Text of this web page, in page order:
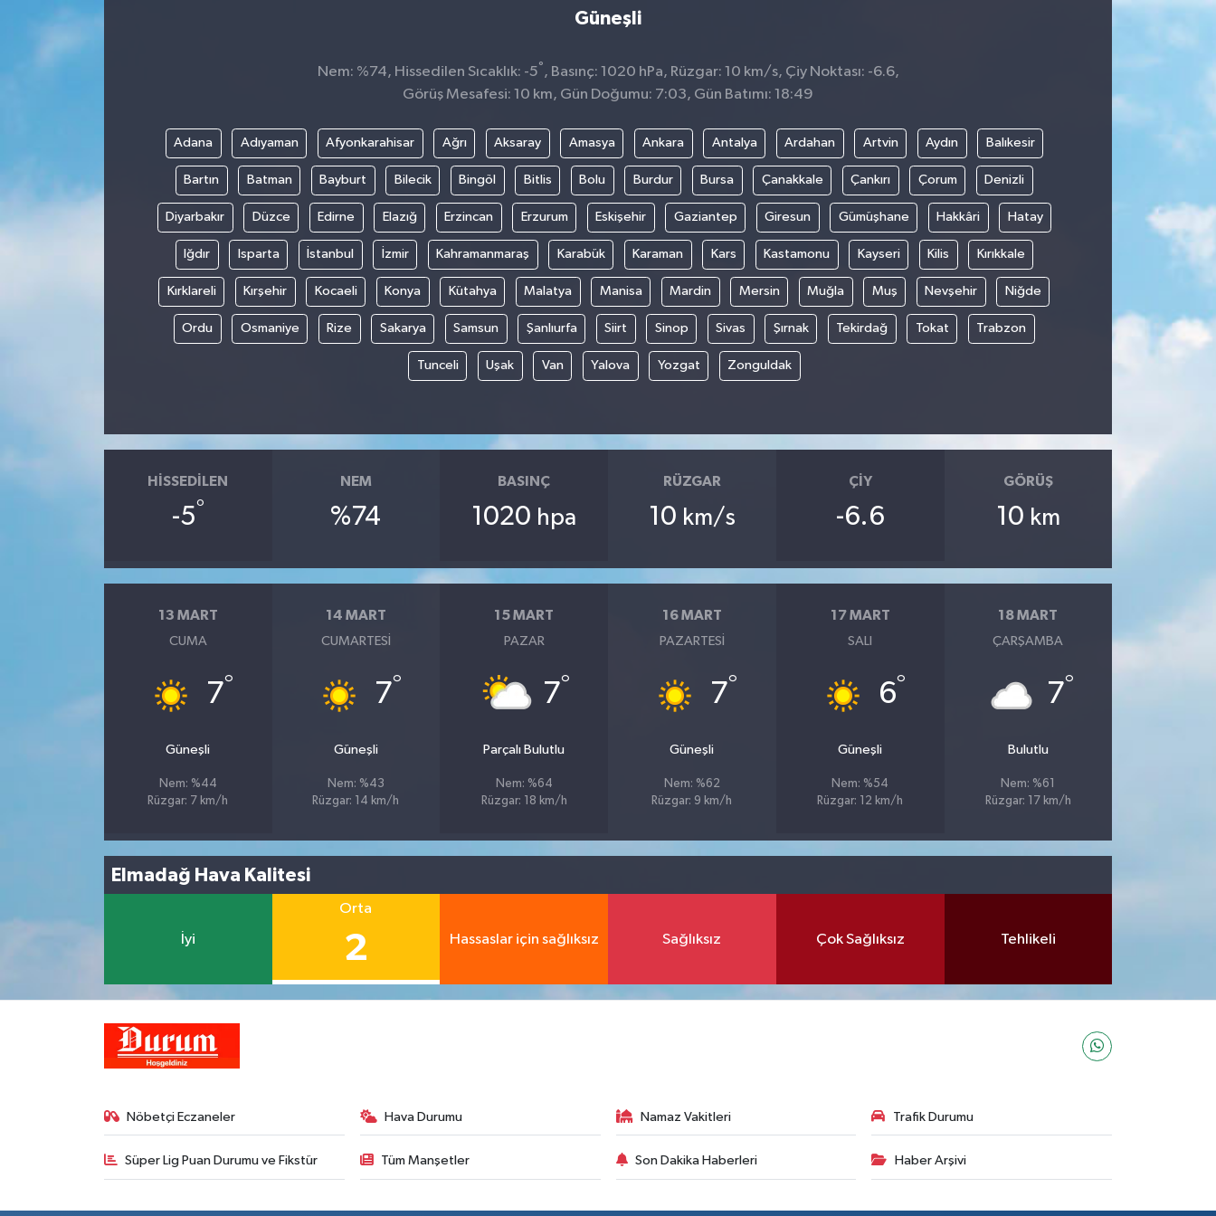
Güneşli
Nem: %74, Hissedilen Sıcaklık: -5° , Basınç: 1020 hPa, Rüzgar: 10 km/s, Çiy Noktası: -6.6,
Görüş Mesafesi: 10 km, Gün Doğumu: 7:03, Gün Batımı: 18:49
Adana Adıyaman Afyonkarahisar Ağrı Aksaray Amasya Ankara Antalya Ardahan Artvin Aydın Balıkesir
Bartın Batman Bayburt Bilecik Bingöl Bitlis Bolu Burdur Bursa Çanakkale Çankırı Çorum Denizli
Diyarbakır Düzce Edirne Elazığ Erzincan Erzurum Eskişehir Gaziantep Giresun Gümüşhane Hakkâri Hatay
Iğdır Isparta İstanbul İzmir Kahramanmaraş Karabük Karaman Kars Kastamonu Kayseri Kilis Kırıkkale
Kırklareli Kırşehir Kocaeli Konya Kütahya Malatya Manisa Mardin Mersin Muğla Muş Nevşehir Niğde
Ordu Osmaniye Rize Sakarya Samsun Şanlıurfa Siirt Sinop Sivas Şırnak Tekirdağ Tokat Trabzon
Tunceli Uşak Van Yalova Yozgat Zonguldak
HISSEDILEN
-5°
NEM
%74
BASINÇ
1020 hpa
RÜZGAR
10 km/s
ÇIY
-6.6
GÖRÜŞ
10 km
13 MART
CUMA
7°
Güneşli
Nem: %44
Rüzgar: 7 km/h
14 MART
CUMARTESI
7°
Güneşli
Nem: %43
Rüzgar: 14 km/h
15 MART
PAZAR
7°
Parçalı Bulutlu
Nem: %64
Rüzgar: 18 km/h
16 MART
PAZARTESI
7°
Güneşli
Nem: %62
Rüzgar: 9 km/h
17 MART
SALI
6°
Güneşli
Nem: %54
Rüzgar: 12 km/h
18 MART
ÇARŞAMBA
7°
Bulutlu
Nem: %61
Rüzgar: 17 km/h
Elmadağ Hava Kalitesi
İyi
Orta
2 Hassaslar için sağlıksız Sağlıksız Çok Sağlıksız Tehlikeli
Nöbetçi Eczaneler Hava Durumu Namaz Vakitleri Trafik Durumu
Süper Lig Puan Durumu ve Fikstür Tüm Manşetler Son Dakika Haberleri Haber Arşivi